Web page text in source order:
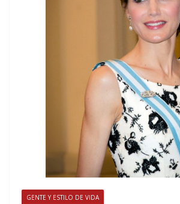
GENTE Y ESTILO DE VIDA